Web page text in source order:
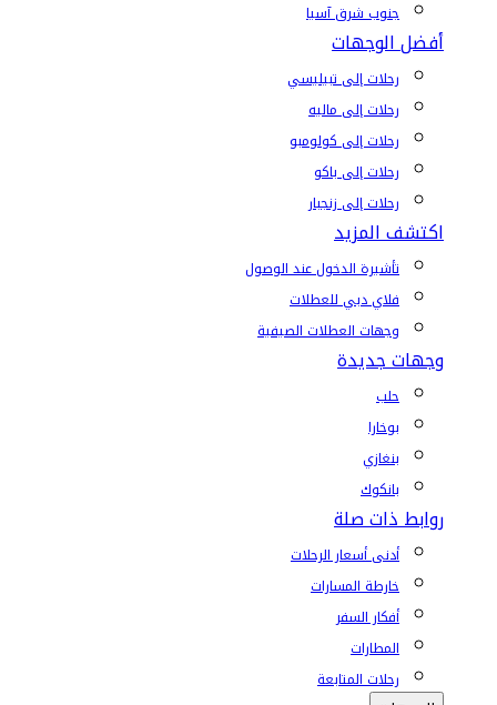
جنوب شرق آسيا
أفضل الوجهات
رحلات إلى تبيليسي
رحلات إلى ماليه
رحلات إلى كولومبو
رحلات إلى باكو
رحلات إلى زنجبار
اكتشف المزيد
تأشيرة الدخول عند الوصول
فلاي دبي للعطلات
وجهات العطلات الصيفية
وجهات جديدة
حلب
بوخارا
بنغازي
بانكوك
روابط ذات صلة
أدنى أسعار الرحلات
خارطة المسارات
أفكار السفر
المطارات
رحلات المتابعة